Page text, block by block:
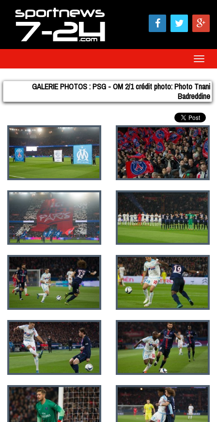
Toggle
GALERIE PHOTOS : PSG - OM 2/1 crédit photo: Photo Tnani
Badreddine